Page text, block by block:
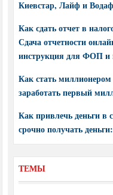
Киевстар, Лайф и
Как сдать отчет в
Сдача отчетности
инструкция для ФОП
Как стать
заработать первый
Как привлечь деньги в
срочно получать
ТЕМЫ